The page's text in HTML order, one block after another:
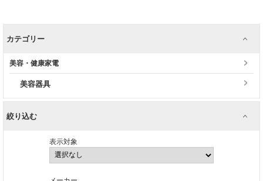
カテゴリー
美容・健康家電
美容器具
絞り込む
表示対象